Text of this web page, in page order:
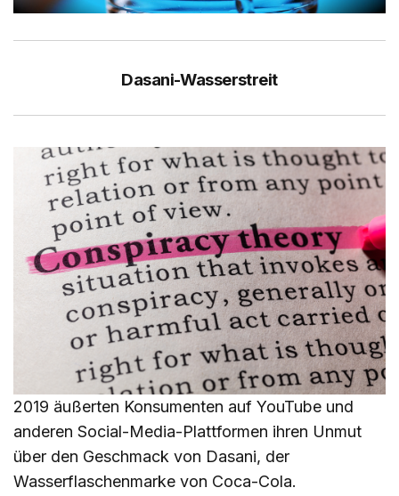
Dasani-Wasserstreit
2019 äußerten Konsumenten auf YouTube und
anderen Social-Media-Plattformen ihren Unmut
über den Geschmack von Dasani, der
Wasserflaschenmarke von Coca-Cola.